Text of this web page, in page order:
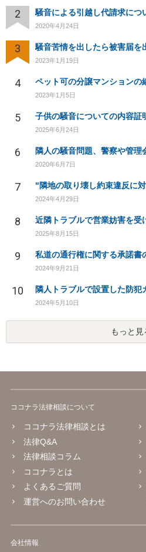
2
2020年4月24日
3 騒音苦情を出したら被害届を
2023年1月19日
4 ペット可の分譲マンションの
2023年1月5日
5 子供の騒音についての内容証
2025年6月24日
6
2020年6月7日
7 "隣地の取り壊し約束違反に
2024年4月29日
8 近隣トラブルで営業妨害を受
2025年8月15日
9 私道の通行権に関する承諾書
2024年9月21日
10 隣人トラブルで設置した防犯
2024年5月10日
もっと見
ココナラ法律相談について
ココナラ法律相談とは
法律Q&A
法律相談コラム
ココナラとは
よくあるご質問
運営へのお問い合わせ
会社情報